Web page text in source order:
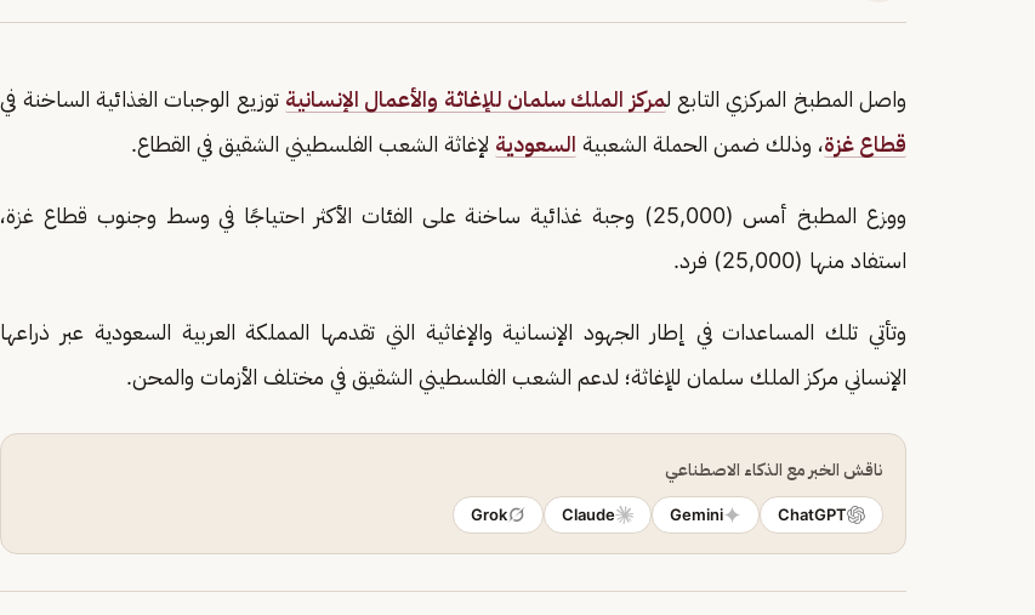
واصل المطبخ المركزي التابع لمركز الملك سلمان للإغاثة والأعمال الإنسانية توزيع الوجبات الغذائية الساخنة في
قطاع غزة، وذلك ضمن الحملة الشعبية السعودية لإغاثة الشعب الفلسطيني الشقيق في القطاع.
ووزع المطبخ أمس (25,000) وجبة غذائية ساخنة على الفئات الأكثر احتياجًا في وسط وجنوب قطاع غزة،
استفاد منها (25,000) فرد.
وتأتي تلك المساعدات في إطار الجهود الإنسانية والإغاثية التي تقدمها المملكة العربية السعودية عبر ذراعها
الإنساني مركز الملك سلمان للإغاثة؛ لدعم الشعب الفلسطيني الشقيق في مختلف الأزمات والمحن.
ناقش الخبر مع الذكاء الاصطناعي
ChatGPT
Gemini
Claude
Grok